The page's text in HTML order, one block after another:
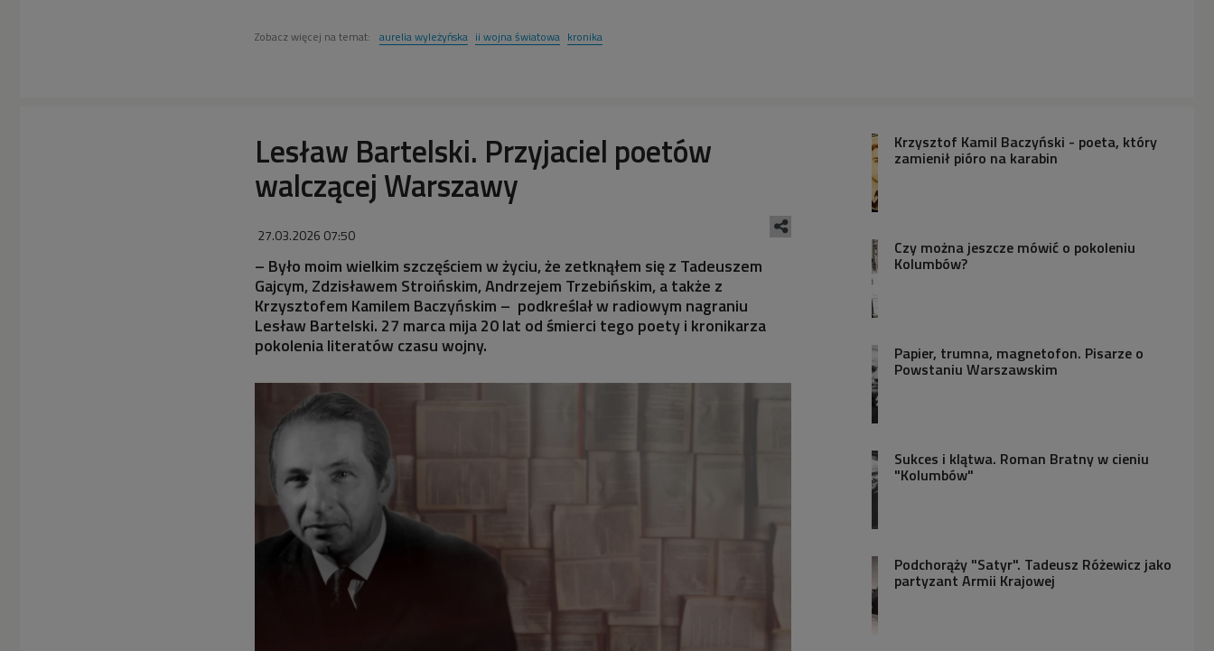
Zobacz więcej na temat: aurelia wyleżyńska ii wojna światowa kronika
Lesław Bartelski. Przyjaciel poetów
walczącej Warszawy
27.03.2026 07:50
– Było moim wielkim szczęściem w życiu, że zetknąłem się z Tadeuszem
Gajcym, Zdzisławem Stroińskim, Andrzejem Trzebińskim, a także z
Krzysztofem Kamilem Baczyńskim – podkreślał w radiowym nagraniu
Lesław Bartelski. 27 marca mija 20 lat od śmierci tego poety i kronikarza
pokolenia literatów czasu wojny.
Krzysztof Kamil Baczyński - poeta, który
zamienił pióro na karabin
Czy można jeszcze mówić o pokoleniu
Kolumbów?
Papier, trumna, magnetofon. Pisarze o
Powstaniu Warszawskim
Sukces i klątwa. Roman Bratny w cieniu
"Kolumbów"
Podchorąży "Satyr". Tadeusz Różewicz jako
partyzant Armii Krajowej